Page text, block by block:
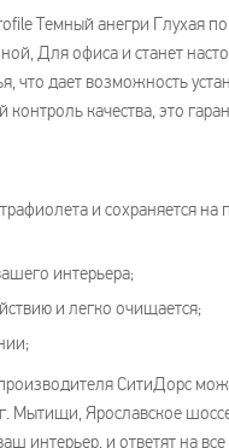
Темный анегри Глухая
Для офиса и станет
что дает возможность
качества, это
и сохраняется на
интерьера;
и легко очищается;
СитиДорс
Мытищи, Ярославское
интерьер, и ответят на